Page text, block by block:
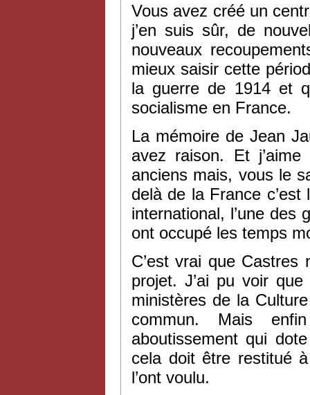
Vous avez créé un
j’en suis sûr, de
nouveaux
mieux saisir cette
la guerre de 1914 et
socialisme en France.
La mémoire de Jean
avez raison. Et
anciens mais, vous le
delà de la France
international, l’une des
ont occupé les temps
C’est vrai que
projet. J’ai pu voir
ministères de la
commun. Mais
aboutissement qui
cela doit être restitué
l’ont voulu.